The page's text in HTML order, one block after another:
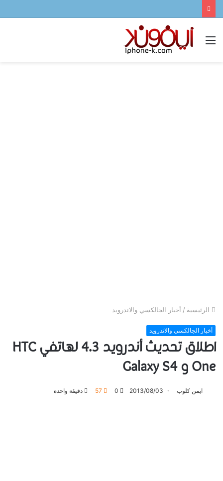
القائمة
الرئيسية / أخبار الجالكسي والاندرويد
أخبار الجالكسي والاندرويد
اطلاق تحديث أندرويد 4.3 لهاتفي HTC
One و Galaxy S4
ايمن كلوب 2013/08/03
0
57 دقيقة واحدة